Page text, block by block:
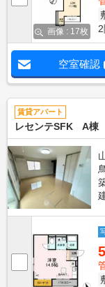
画像 : 17枚
空室確認
賃貸アパート
レセンテSFK A棟